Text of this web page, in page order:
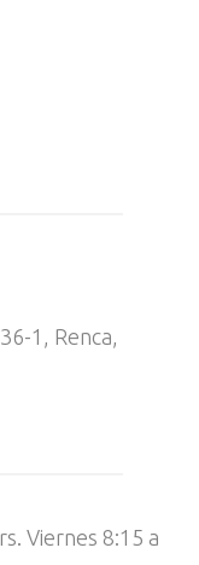
1, Renca,
Viernes 8:15 a